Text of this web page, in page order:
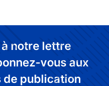
notre lettre
vous aux
publication